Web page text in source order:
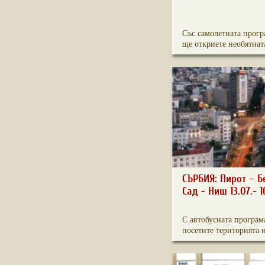
Със самолетната
ще откриете
СЪРБИЯ: Пирот –
Сад - Ниш 13.07.-
С автобусната
посетите територията